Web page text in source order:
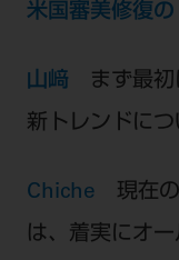
米国審美修復
山﨑
まず最
新トレンドに
Chiche 現在
は、着実にオ